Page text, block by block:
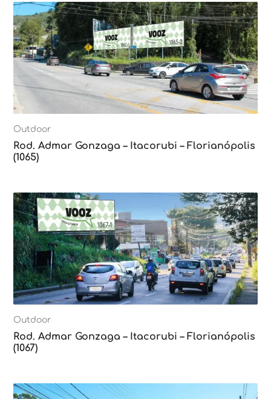
Outdoor
Rod. Admar Gonzaga – Itacorubi – Florianópolis
(1065)
Outdoor
Rod. Admar Gonzaga – Itacorubi – Florianópolis
(1067)